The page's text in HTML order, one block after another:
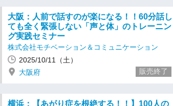
大阪：人前で話すのが楽になる！！60分話し
ても全く緊張しない「声と体」のトレーニン
グ実践セミナー
株式会社モチベーション＆コミュニケーション
2025/10/11（土）
大阪府
販売終了
横浜：【あがり症を根絶する！！】100人の